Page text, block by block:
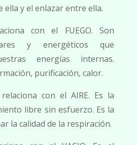
ella y el enlazar entre ella.
con el FUEGO. Son
y energéticos que
energías internas.
purificación, calor.
con el AIRE. Es la
libre sin esfuerzo. Es la
la calidad de la respiración.